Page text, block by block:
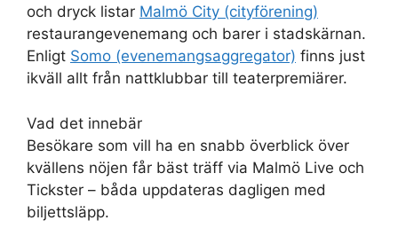
och dryck listar Malmö City (cityförening)
restaurangevenemang och barer i stadskärnan.
Enligt Somo (evenemangsaggregator) finns just
ikväll allt från nattklubbar till teaterpremiärer.
Vad det innebär
Besökare som vill ha en snabb överblick över
kvällens nöjen får bäst träff via Malmö Live och
Tickster – båda uppdateras dagligen med
biljettsläpp.